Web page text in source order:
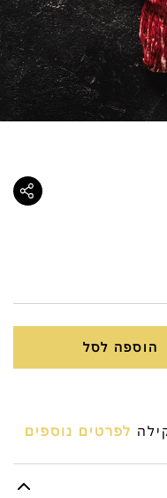
הוספה לסל
לפרטים נוספים